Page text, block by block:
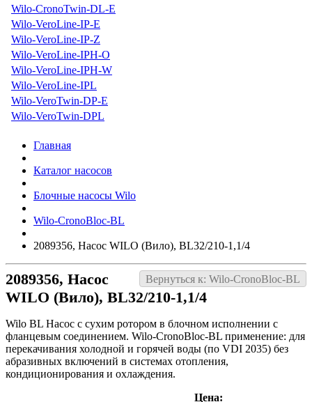
Wilo-CronoTwin-DL-E
Wilo-VeroLine-IP-E
Wilo-VeroLine-IP-Z
Wilo-VeroLine-IPH-O
Wilo-VeroLine-IPH-W
Wilo-VeroLine-IPL
Wilo-VeroTwin-DP-E
Wilo-VeroTwin-DPL
Главная
Каталог насосов
Блочные насосы Wilo
Wilo-CronoBloc-BL
2089356, Насос WILO (Вило), BL32/210-1,1/4
Вернуться к: Wilo-CronoBloc-BL
2089356, Насос
WILO (Вило), BL32/210-1,1/4
Wilo BL Насос с сухим ротором в блочном исполнении с
фланцевым соединением. Wilo-CronoBloc-BL применение: для
перекачивания холодной и горячей воды (по VDI 2035) без
абразивных включений в системах отопления,
кондиционирования и охлаждения.
Цена: